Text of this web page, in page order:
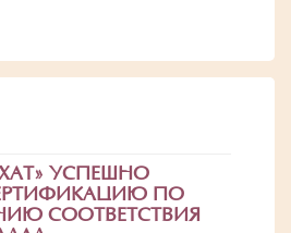
УСПЕШНО
ПО
СООТВЕТСТВИЯ